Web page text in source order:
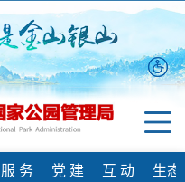
服 务 党 建 互 动
生